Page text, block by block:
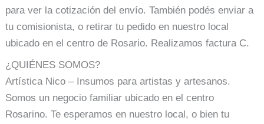
para ver la cotización del envío. También podés enviar a
tu comisionista, o retirar tu pedido en nuestro local
ubicado en el centro de Rosario. Realizamos factura C.
¿QUIÉNES SOMOS?
Artística Nico – Insumos para artistas y artesanos.
Somos un negocio familiar ubicado en el centro
Rosarino. Te esperamos en nuestro local, o bien tu